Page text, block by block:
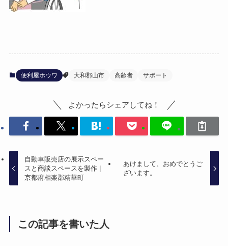
便利屋ホウワ 大和郡山市 高齢者 サポート
よかったらシェアしてね！
自動車販売店の展示スペー
スと商談スペースを製作 |
京都府相楽郡精華町
あけまして、おめでとうご
ざいます。
この記事を書いた人